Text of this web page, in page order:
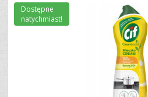
Dostępne
natychmiast!